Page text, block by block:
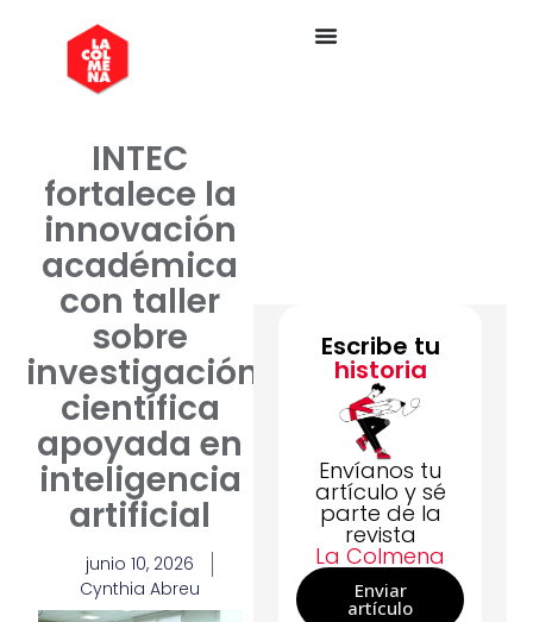
INTEC
fortalece la
innovación
académica
con taller
sobre
investigación
científica
apoyada en
inteligencia
artificial
junio 10, 2026
Cynthia Abreu
Escribe tu
historia
Envíanos tu
artículo y sé
parte de la
revista
La Colmena
Enviar
artículo